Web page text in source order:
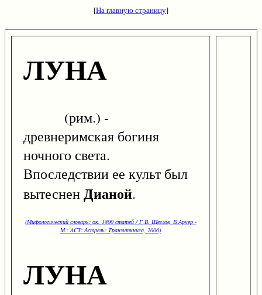
[На главную страницу]
ЛУНА
(рим.) -
древнеримская богиня
ночного света.
Впоследствии ее культ был
вытесненДианой.
(Мифологический словарь: ок. 1800 статей / Г.В. Щеглов, В.Арчер -
М.: ACT: Астрель: Транзиткнига, 2006)
ЛУНА